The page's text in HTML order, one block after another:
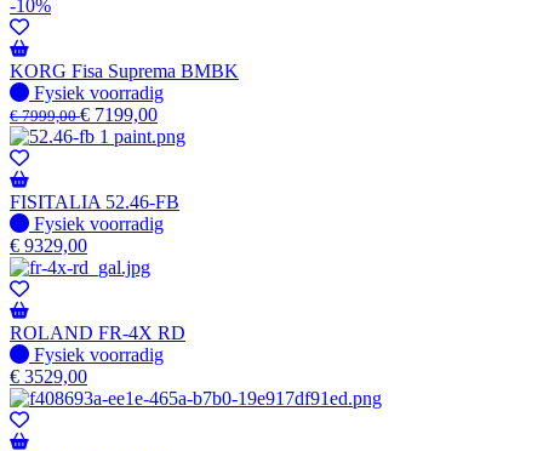
-10%
KORG Fisa Suprema BMBK
Fysiek voorradig
Fysiek voorradig
€7999,00€ 7199,00
FISITALIA 52.46-FB
Fysiek voorradig
Fysiek voorradig
€ 9329,00
ROLAND FR-4X RD
Fysiek voorradig
Fysiek voorradig
€ 3529,00